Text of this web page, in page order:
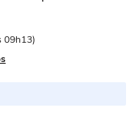
09h13)